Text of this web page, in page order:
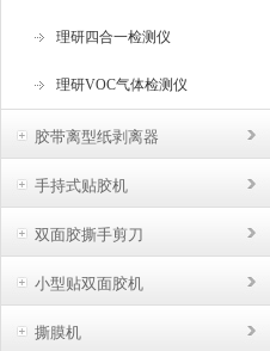
理研四合一检测仪
理研VOC气体检测仪
胶带离型纸剥离器
手持式贴胶机
双面胶撕手剪刀
小型贴双面胶机
撕膜机